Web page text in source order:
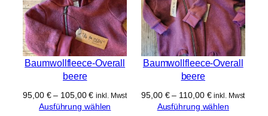
Baumwollfleece-Overall
beere
95,00 €– 105,00€ inkl. Mwst
Ausführung wählen
Baumwollfleece-Overall
beere
95,00 €– 110,00 € inkl. Mwst
Ausführung wählen